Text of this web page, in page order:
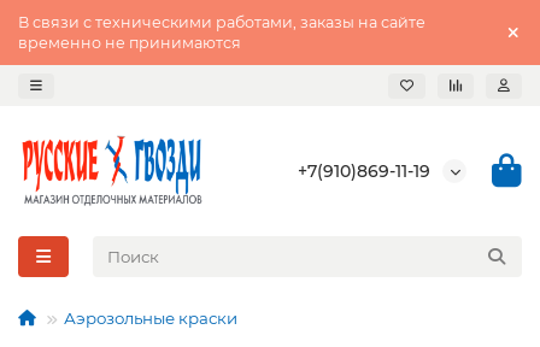
В связи с техническими работами, заказы на сайте
временно не принимаются
+7(910)869-11-19
Аэрозольные краски